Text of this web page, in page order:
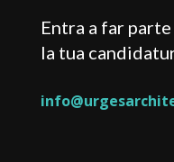
Entra a far
la tua